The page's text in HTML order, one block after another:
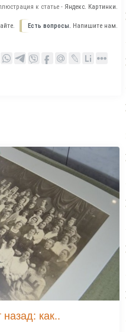
к статье - Яндекс. Картинки.
Есть вопросы. Напишите нам.
как..